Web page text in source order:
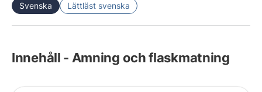
Svenska Lättläst svenska
Innehåll - Amning och flaskmatning